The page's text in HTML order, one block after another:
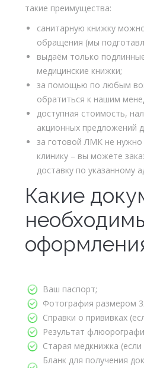
такие преимущества:
санитарную книжку
обращения (мы
выдаём только
медицинские книжки;
за помощью по любым
обратиться к нашим
доступная стоимость,
акционных предложений
за готовой ЛМК не нужно
клинику – вы можете
доставку по указанному
Какие
Ваш паспорт;
Фотография размером
Справки о прививках
Результат
Старая медкнижка
Бланк для получения